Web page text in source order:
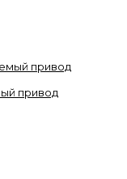
привод